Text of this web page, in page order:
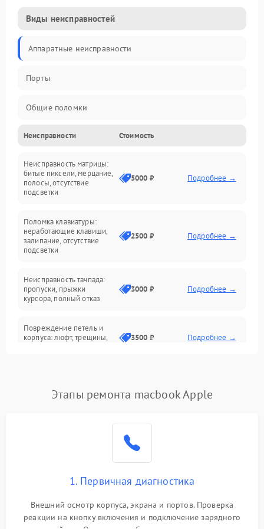
Виды неисправностей
Аппаратные неисправности
Порты
Общие поломки
Устройства
Программные ошибки
Электрические и системные сбои
Интерфейсные проблемы
Батарея
Сеть и интернет
Неисправности Стоимость
Неисправность матрицы:
битые пиксели, мерцание,
полосы, отсутствие
подсветки
5000 ₽ Подробнее →
Поломка клавиатуры:
неработающие клавиши,
залипание, отсутствие
подсветки
2500 ₽ Подробнее →
Неисправность тачпада:
пропуски, прыжки
курсора, полный отказ
3000 ₽ Подробнее →
Повреждение петель и
корпуса: люфт, трещины,
3500 ₽ Подробнее →
невозможность зарядки,
2500 ₽ Подробнее →
2000 ₽
Перегрев из‑за пыли,
неисправности кулера
Этапы ремонта macbook Apple
1. Первичная диагностика
Внешний осмотр корпуса, экрана и портов. Проверка
реакции на кнопку включения и подключение зарядного